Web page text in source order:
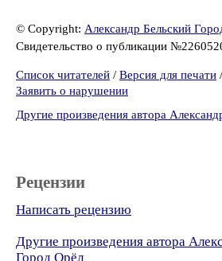
© Copyright: Александр Бельский
Свидетельство о публикации
Список читателей / Версия для печати /
Заявить о нарушении
Другие произведения автора
Рецензии
Написать рецензию
Другие произведения автора
Город Орёл